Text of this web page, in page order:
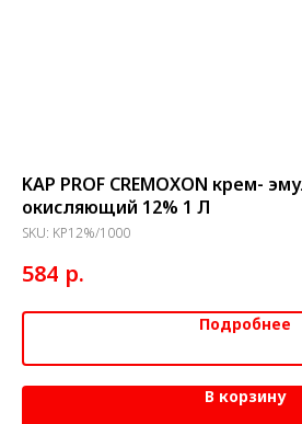
KAP PROF CREMOXON крем-
окисляющий 12% 1 Л
SKU: KP12%/1000
584 р.
Подробнее
В корзину